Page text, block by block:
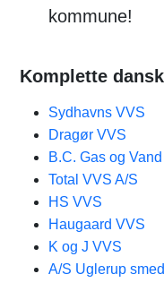
kommune!
Komplette
Sydhavns VVS
Dragør VVS
B.C. Gas og
Total VVS A/S
HS VVS
Haugaard VVS
K og J VVS
A/S Uglerup